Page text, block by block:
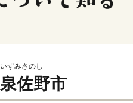
いずみさのし
泉佐野市